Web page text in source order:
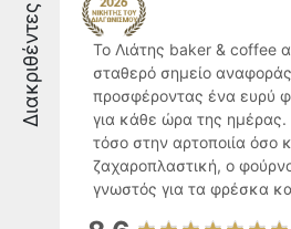
Διακριθέντες
Το Λιάτης baker & coffee
σταθερό σημείο
προσφέροντας ένα ευρύ
για κάθε ώρα της ημέρας.
τόσο στην αρτοποιία όσο
ζαχαροπλαστική, ο
γνωστός για τα φρέσκα